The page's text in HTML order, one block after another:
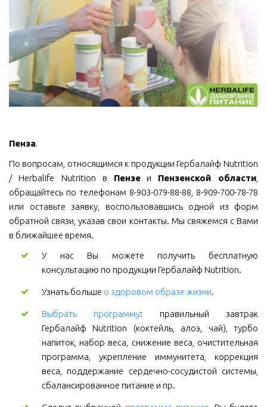
Пенза.
По вопросам, относящимся к продукции Гербалайф Nutrition
/ Herbalife Nutrition в Пензеи Пензенской области
обращайтесь по телефонам 8-903-079-88-88, 8-909-700-78-78
или оставьте заявку, воспользовавшись одной из форм
обратной связи, указав свои контакты. Мы свяжемся с Вами
в ближайшее время.
У нас Вы можете получить бесплатную
консультацию по продукции Гербалайф Nutrition.
Узнать больше о здоровом образе жизни.
Выбрать программу: правильный завтрак
Гербалайф Nutrition (коктейль, алоэ, чай), турбо
напиток, набор веса, снижение веса, очистительная
программа, укрепление иммунитета, коррекция
веса, поддержание сердечно-сосудистой системы,
сбалансированное питание и пр.